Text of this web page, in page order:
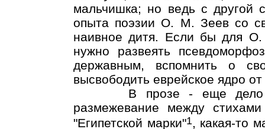
мальчишка; но ведь с другой
опыта поэзии О. М. Зеев со
наивное дитя. Если бы для
нужно развеять
державным, вспомнить о
высвободить еврейское ядро
В прозе - еще дело
размежевание между
"Египетской марки"1, какая-то